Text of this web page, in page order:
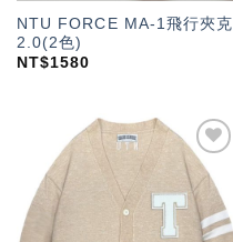
NTU FORCE MA-1飛行夾克
2.0(2色)
NT$1580
加入
「願
望輕
單」